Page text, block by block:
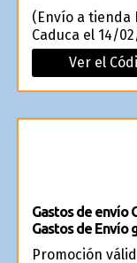
(Envío a tienda
Caduca el 14/
Ver el
Gastos de envío
Gastos de Envío
Promoción